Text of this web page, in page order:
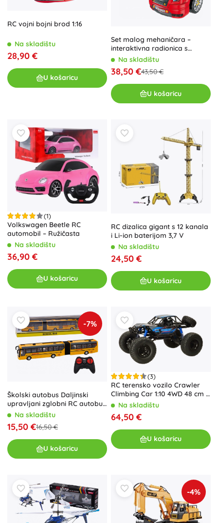
RC vojni bojni brod 1:16
Na skladištu
28,90 €
U košaricu
Set malog mehaničara –
interaktivna radionica s
kamionom i volanom
Na skladištu
38,50 €43,50 €
U košaricu
(1)
Volkswagen Beetle RC
automobil – Ružičasta
Na skladištu
36,90 €
U košaricu
RC dizalica gigant s 12 kanala
i Li-ion baterijom 3,7 V
Na skladištu
24,50 €
U košaricu
-7%
Školski autobus Daljinski
upravljani zglobni RC autobus
1:32 žuti
Na skladištu
15,50 €16,50 €
U košaricu
(3)
RC terensko vozilo Crawler
Climbing Car 1:10 4WD 48 cm –
PlavaNa skladištu
64,50 €
U košaricu
-4%